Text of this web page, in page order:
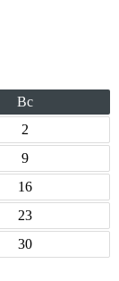
Вс
2
9
16
23
30